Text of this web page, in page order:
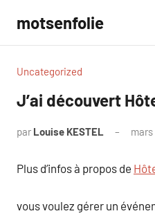
contenu
motsenfolie
Uncategorized
J’ai découvert
par Louise KESTEL
Plus d’infos à propos de
vous voulez gérer un